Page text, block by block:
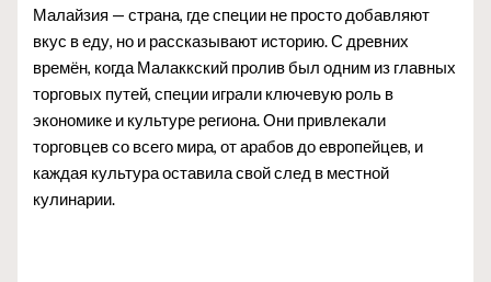
Малайзия — страна, где специи не просто добавляют
вкус в еду, но и рассказывают историю. С древних
времён, когда Малаккский пролив был одним из главных
торговых путей, специи играли ключевую роль в
экономике и культуре региона. Они привлекали
торговцев со всего мира, от арабов до европейцев, и
каждая культура оставила свой след в местной
кулинарии.